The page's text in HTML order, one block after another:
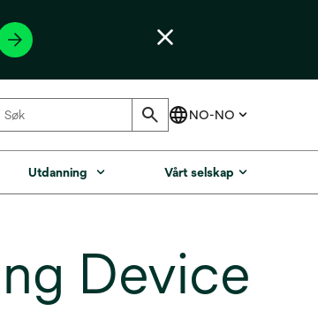
Utdanning Vårt selskap
Device